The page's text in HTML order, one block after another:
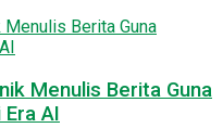
Menulis Berita Guna
AI